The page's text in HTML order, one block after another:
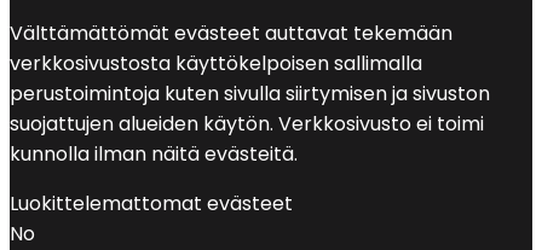
Välttämättömät evästeet auttavat tekemään
verkkosivustosta käyttökelpoisen sallimalla
perustoimintoja kuten sivulla siirtymisen ja sivuston
suojattujen alueiden käytön. Verkkosivusto ei toimi
kunnolla ilman näitä evästeitä.
Luokittelemattomat evästeet
No